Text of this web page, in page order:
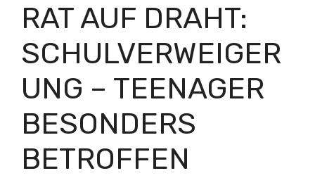
RAT AUF DRAHT:
SCHULVERWEIGER
UNG – TEENAGER
BESONDERS
BETROFFEN